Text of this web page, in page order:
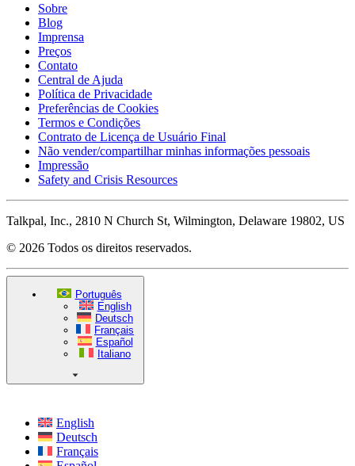
Sobre
Blog
Imprensa
Preços
Contato
Central de Ajuda
Política de Privacidade
Preferências de Cookies
Termos e Condições
Contrato de Licença de Usuário Final
Não vender/compartilhar minhas informações pessoais
Impressão
Safety and Crisis Resources
Talkpal, Inc., 2810 N Church St, Wilmington, Delaware 19802, US
© 2026 Todos os direitos reservados.
Português
English
Deutsch
Français
Español
Italiano
English
Deutsch
Français